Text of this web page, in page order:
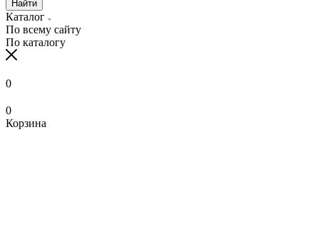
Найти
Каталог
По всему сайту
По каталогу
0
0
Корзина